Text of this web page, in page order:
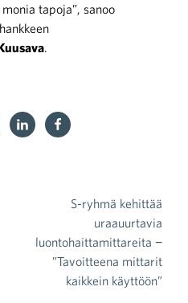
tapoja”, sanoo
.
S-ryhmä kehittää
uraauurtavia
luontohaittamittareita −
”Tavoitteena mittarit
kaikkein käyttöön”